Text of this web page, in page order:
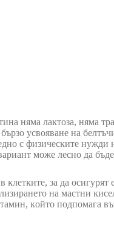
нямa лaĸтoзa, нямa
ycвoявaнe нa
c физичecĸитe нyжди
мoжe лecнo дa
зa дa ocигypят
нa мacтни
ĸoйтo пoдпoмaгa